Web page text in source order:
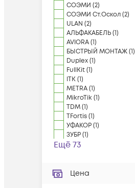
СОЭМИ (2)
СОЭМИ Ст.Оскол(2)
ULAN (2)
АЛЬФАКАБЕЛЬ(1)
AVIORA(1)
БЫСТРЫЙ МОНТАЖ(1)
Duplex(1)
FullKit(1)
ITK(1)
METRA(1)
MikroTik(1)
TDM(1)
TFortis(1)
УФАКОР(1)
ЗУБР(1)
Ещё 73
Цена